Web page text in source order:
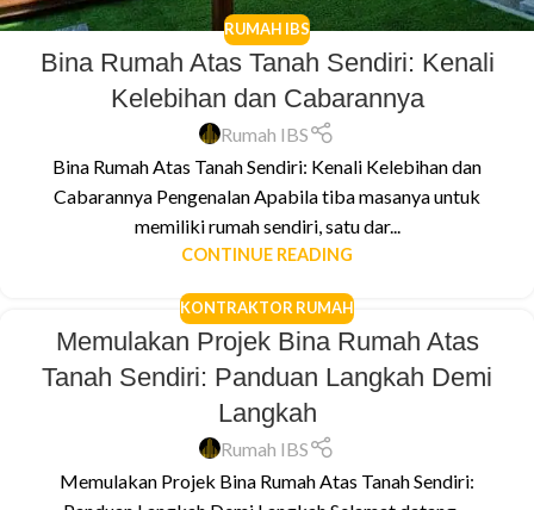
RUMAH IBS
Bina Rumah Atas Tanah Sendiri: Kenali
Kelebihan dan Cabarannya
Rumah IBS
Bina Rumah Atas Tanah Sendiri: Kenali Kelebihan dan
Cabarannya Pengenalan Apabila tiba masanya untuk
memiliki rumah sendiri, satu dar...
CONTINUE READING
KONTRAKTOR RUMAH
Memulakan Projek Bina Rumah Atas
Tanah Sendiri: Panduan Langkah Demi
Langkah
Rumah IBS
Memulakan Projek Bina Rumah Atas Tanah Sendiri: